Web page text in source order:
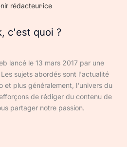
rédacteur·ice
c'est quoi ?
lancé le 13 mars 2017 par une
sujets abordés sont l'actualité
et plus généralement, l'univers du
de rédiger du contenu de
partager notre passion.